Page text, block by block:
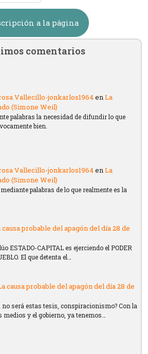
a la página
comentarios
Vallecillo-jonkarlos1964enLa
(Simone Weil)
palabras la necesidad de difundir lo que
bien.
Vallecillo-jonkarlos1964enLa
(Simone Weil)
palabras de lo que realmente es la
causa probable del apagón del día 28 de
ESTADO-CAPITAL es ejerciendo el PODER
El que detenta el…
causa probable del apagón del día 28 de
será estas tesis, conspiracionismo? Con la
y el gobierno, ya tenemos…